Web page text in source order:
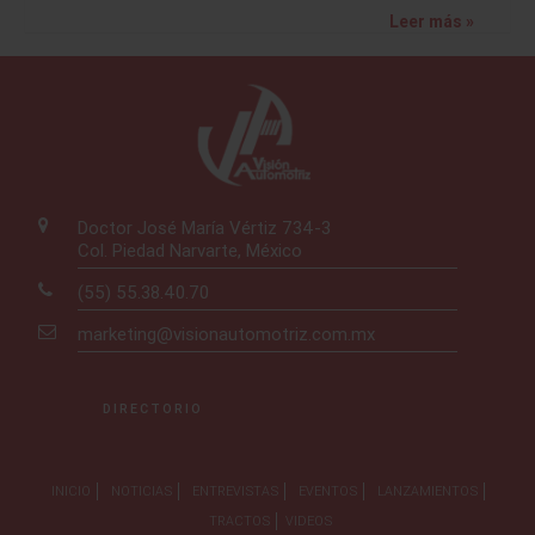
Leer más »
Doctor José María Vértiz 734-3
Col. Piedad Narvarte, México
(55) 55.38.40.70
marketing@visionautomotriz.com.mx
DIRECTORIO
INICIO NOTICIAS ENTREVISTAS EVENTOS
LANZAMIENTOS
TRACTOS
VIDEOS